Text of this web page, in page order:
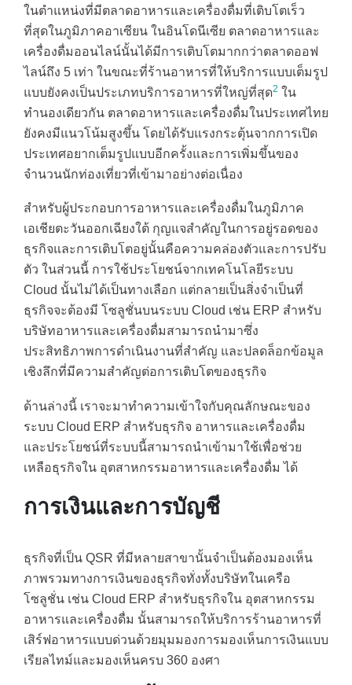
ในตำแหน่งที่มีตลาดอาหารและเครื่องดื่มที่เติบโตเร็ว
ที่สุดในภูมิภาคอาเซียน ในอินโดนีเซีย ตลาดอาหารและ
เครื่องดื่มออนไลน์นั้นได้มีการเติบโตมากกว่าตลาดออฟ
ไลน์ถึง 5 เท่า ในขณะที่ร้านอาหารที่ให้บริการแบบเต็มรูป
แบบยังคงเป็นประเภทบริการอาหารที่ใหญ่ที่สุด2 ใน
ทำนองเดียวกัน ตลาดอาหารและเครื่องดื่มในประเทศไทย
ยังคงมีแนวโน้มสูงขึ้น โดยได้รับแรงกระตุ้นจากการเปิด
ประเทศอยากเต็มรูปแบบอีกครั้งและการเพิ่มขึ้นของ
จำนวนนักท่องเที่ยวที่เข้ามาอย่างต่อเนื่อง
สำหรับผู้ประกอบการอาหารและเครื่องดื่มในภูมิภาค
เอเชียตะวันออกเฉียงใต้ กุญแจสำคัญในการอยู่รอดของ
ธุรกิจและการเติบโตอยู่นั้นคือความคล่องตัวและการปรับ
ตัว ในส่วนนี้ การใช้ประโยชน์จากเทคโนโลยีระบบ
Cloud นั้นไม่ได้เป็นทางเลือก แต่กลายเป็นสิ่งจำเป็นที่
ธุรกิจจะต้องมี โซลูชั่นบนระบบ Cloud เช่น ERP สำหรับ
บริษัทอาหารและเครื่องดื่มสามารถนำมาซึ่ง
ประสิทธิภาพการดำเนินงานที่สำคัญ และปลดล็อกข้อมูล
เชิงลึกที่มีความสำคัญต่อการเติบโตของธุรกิจ
ด้านล่างนี้ เราจะมาทำความเข้าใจกับคุณลักษณะของ
ระบบ Cloud ERP สำหรับธุรกิจ อาหารและเครื่องดื่ม
และประโยชน์ที่ระบบนี้สามารถนำเข้ามาใช้เพื่อช่วย
เหลือธุรกิจใน อุตสาหกรรมอาหารและเครื่องดื่ม ได้
การเงินและการบัญชี
ธุรกิจที่เป็น QSR ที่มีหลายสาขานั้นจำเป็นต้องมองเห็น
ภาพรวมทางการเงินของธุรกิจทั่งทั้งบริษัทในเครือ
โซลูชั่น เช่น Cloud ERP สำหรับธุรกิจใน อุตสาหกรรม
อาหารและเครื่องดื่ม นั้นสามารถให้บริการร้านอาหารที่
เสิร์ฟอาหารแบบด่วนด้วยมุมมองการมองเห็นการเงินแบบ
เรียลไทม์และมองเห็นครบ 360 องศา